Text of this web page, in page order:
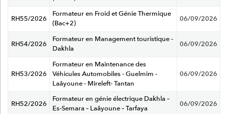
RH55/2026
Formateur en Froid et Génie Thermique
(Bac+2)
06/09/2026
RH54/2026
Formateur en Management touristique -
Dakhla
06/09/2026
RH53/2026
Formateur en Maintenance des
Véhicules Automobiles - Guelmim -
Laâyoune - Mireleft- Tantan
06/09/2026
RH52/2026
Formateur en génie électrique Dakhla –
Es-Semara – Laâyoune – Tarfaya
06/09/2026